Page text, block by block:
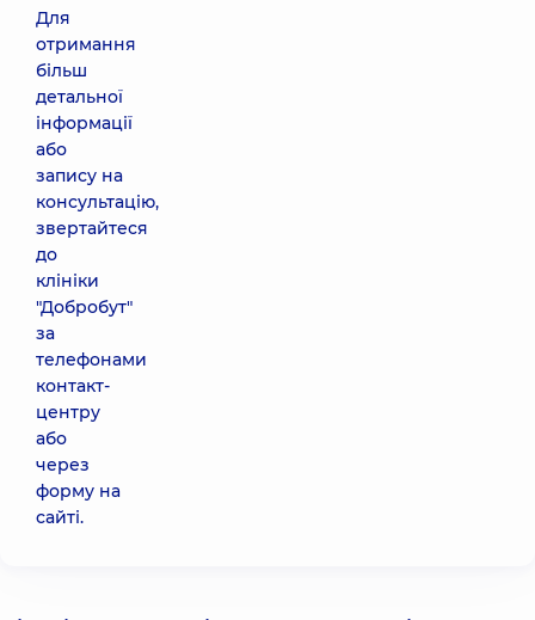
Для
отримання
більш
детальної
інформації
або
запису на
консультацію,
звертайтеся
до
клініки
"Добробут"
за
телефонами
контакт-
центру
або
через
форму на
сайті.